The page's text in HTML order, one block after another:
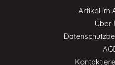
Artikel im
Über